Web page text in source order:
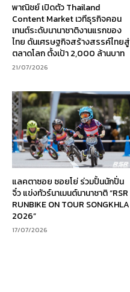
พาณิชย์ เปิดตัว Thailand
Content Market เวทีธุรกิจคอน
เทนต์ระดับนานาชาติงานแรกของ
ไทย ดันเศรษฐกิจสร้างสรรค์ไทยสู่
ตลาดโลก ตั้งเป้า 2,000 ล้านบาท
21/07/2026
แลคตาซอย ซอยโย่ ร่วมปั้นนักปั่น
จิ๋ว แข่งทัวร์นาเมนต์นานาชาติ “RSR
RUNBIKE ON TOUR SONGKHLA
2026”
17/07/2026